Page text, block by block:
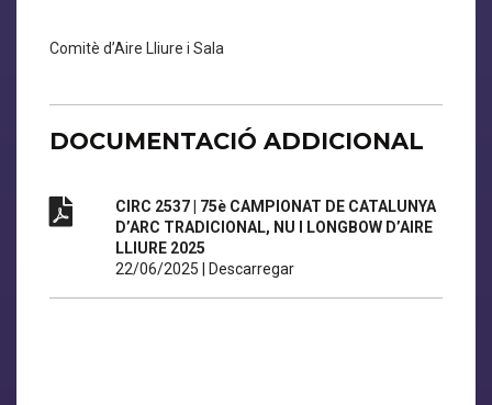
Comitè d’Aire Lliure i Sala
DOCUMENTACIÓ ADDICIONAL
CIRC 2537 | 75è CAMPIONAT DE CATALUNYA
D’ARC TRADICIONAL, NU I LONGBOW D’AIRE
LLIURE 2025
22/06/2025
Descarregar